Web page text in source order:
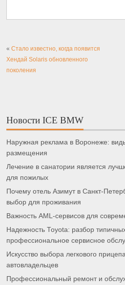
«Стало известно, когда появится
Хендай Solaris обновленного
поколения
Новости ICE BMW
Наружная реклама в Воронеже:
размещения
Лечение в санатории является
для пожилых
Почему отель Азимут в Санкт-
выбор для проживания
Важность AML-сервисов для
Надежность Toyota: разбор
профессиональное сервисное
Искусство выбора легкового
автовладельцев
Профессиональный ремонт и